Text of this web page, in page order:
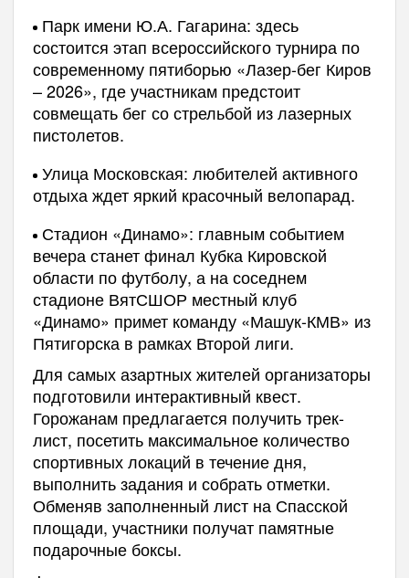
Парк имени Ю.А. Гагарина: здесь
состоится этап всероссийского турнира по
современному пятиборью «Лазер-бег Киров
– 2026», где участникам предстоит
совмещать бег со стрельбой из лазерных
пистолетов.
Улица Московская: любителей активного
отдыха ждет яркий красочный велопарад.
Стадион «Динамо»: главным событием
вечера станет финал Кубка Кировской
области по футболу, а на соседнем
стадионе ВятСШОР местный клуб
«Динамо» примет команду «Машук-КМВ» из
Пятигорска в рамках Второй лиги.
Для самых азартных жителей организаторы
подготовили интерактивный квест.
Горожанам предлагается получить трек-
лист, посетить максимальное количество
спортивных локаций в течение дня,
выполнить задания и собрать отметки.
Обменяв заполненный лист на Спасской
площади, участники получат памятные
подарочные боксы.